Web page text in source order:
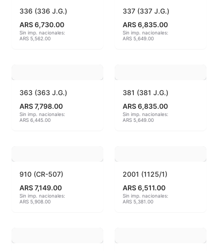
Lápices y rotuladores
Libros y Revistas
Materias primas
MAYCO CLEAR GLAZES
MAYCO DESIGNER LINER
336 (336 J.G.)
ARS 6,730.00
Sin imp. nacionales:
ARS 5,562.00
337 (337 J.G.)
ARS 6,835.00
Sin imp. nacionales:
ARS 5,649.00
363 (363 J.G.)
ARS 7,798.00
Sin imp. nacionales:
ARS 6,445.00
381 (381 J.G.)
ARS 6,835.00
Sin imp. nacionales:
ARS 5,649.00
910 (CR-507)
ARS 7,149.00
Sin imp. nacionales:
ARS 5,908.00
2001 (1125/1)
ARS 6,511.00
Sin imp. nacionales:
ARS 5,381.00